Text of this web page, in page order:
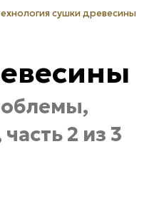
сушки древесины
2 из 3